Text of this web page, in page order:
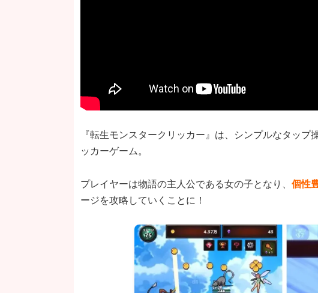
『転生モンスタークリッカー』は、シンプルなタップ
ッカーゲーム。
プレイヤーは物語の主人公である女の子となり、 個性
ージを攻略していくことに！